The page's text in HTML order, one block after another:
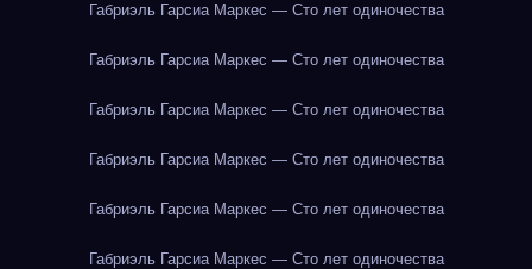
Габриэль Гарсиа Маркес — Сто лет одиночества
Габриэль Гарсиа Маркес — Сто лет одиночества
Габриэль Гарсиа Маркес — Сто лет одиночества
Габриэль Гарсиа Маркес — Сто лет одиночества
Габриэль Гарсиа Маркес — Сто лет одиночества
Габриэль Гарсиа Маркес — Сто лет одиночества